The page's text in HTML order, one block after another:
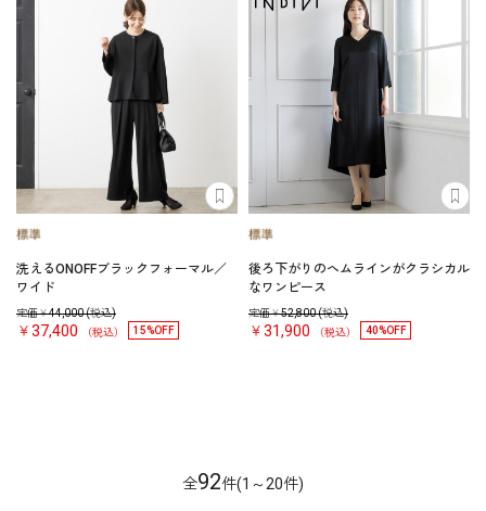
洗えるONOFFブラックフォーマル／
ワイド
定価￥44,000(税込)
￥37,400 （税込） 15%OFF
後ろ下がりのヘムラインがクラシカル
なワンピース
定価￥52,800(税込)
￥31,900 （税込） 40%OFF
全92件(1～20件)